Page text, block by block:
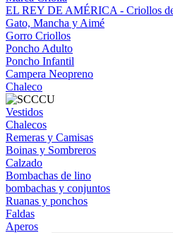
EL REY DE AMÉRICA - Criollos
Gato, Mancha y Aimé
Gorro Criollos
Poncho Adulto
Poncho Infantil
Campera Neopreno
Chaleco
Vestidos
Chalecos
Remeras y Camisas
Boinas y Sombreros
Calzado
Bombachas de lino
bombachas y conjuntos
Ruanas y ponchos
Faldas
Aperos